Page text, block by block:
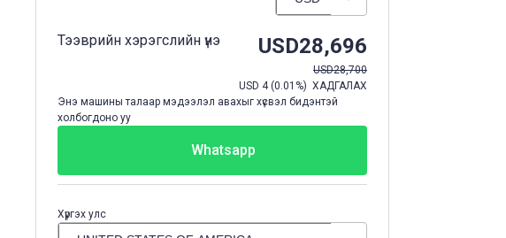
Тээврийн хэрэгслийн үнэ USD28,696
USD28,700
USD 4(0.01%) ХАДГАЛАХ
Энэ машины талаар мэдээлэл авахыг хүсвэл бидэнтэй
холбогдоно уу
Whatsapp
Хүргэх улс